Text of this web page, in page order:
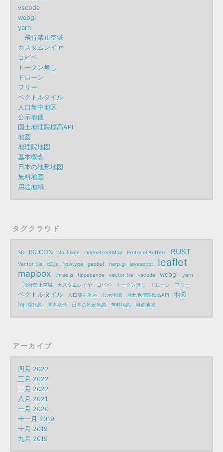
vscode
webgl
yarn
飛行禁止空域
カスタムレイヤ
コピペ
トークン無し
ドローン
フリー
ベクトルタイル
人口集中地区
公示地価
国土地理院標高API
地図
地理院地図
基本概念
日本の地形地図
無料地図
用途地域
タグクラウド
3D ISUCON No Token OpenStreetMap Protocol Buffers RUST
Vector tile d3.js flowtype geobuf harp.gl javascript leaflet
mapbox three.js tippecanoe vector tile vscode webgl
yarn
飛行禁止空域
カスタムレイヤ コピペ トークン無し ドローン フリー
ベクトルタイル 人口集中地区 公示地価 国土地理院標高API 地図
地理院地図 基本概念 日本の地形地図 無料地図 用途地域
アーカイブ
四月 2022
三月 2022
二月 2022
八月 2021
一月 2020
十一月 2019
十月 2019
九月 2019